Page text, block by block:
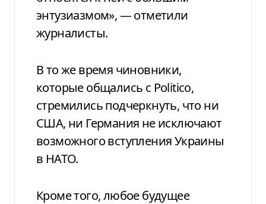
энтузиазмом», — отметили
журналисты.
В то же время чиновники,
которые общались с Politico,
стремились подчеркнуть, что ни
США, ни Германия не исключают
возможного вступления Украины
в НАТО.
Кроме того, любое будущее